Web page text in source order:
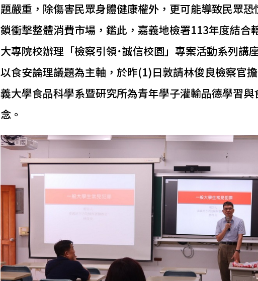
題嚴重，除傷害民眾身體健康權外，更可能導致民眾恐
鎖衝擊整體消費市場，鑑此，嘉義地檢署113年度結合
大專院校辦理「檢察引領˙誠信校園」專案活動系列講
以食安論理議題為主軸，於昨(1)日敦請林俊良檢察官
義大學食品科學系暨研究所為青年學子灌輸品德學習
念。